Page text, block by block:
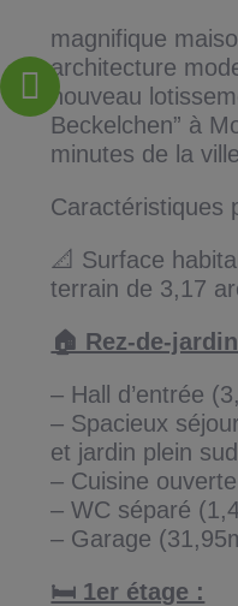
magnifique
architecture
nouveau
Beckelchen” à
minutes de la
Caractéristiques
📐 Surface
terrain de 3,17
🏠 Rez-de-
– Hall d’entrée
– Spacieux
et jardin plein
– Cuisine
– WC séparé
– Garage
🛏️ 1er étage :